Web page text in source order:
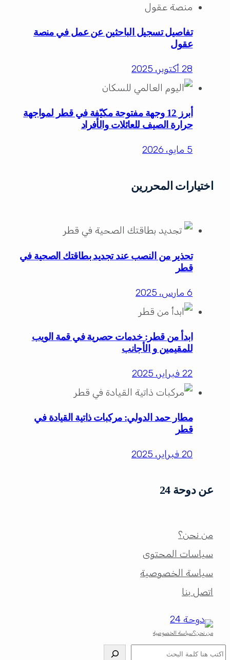
تفاصيل تسجيل الباحثين عن عمل في منصة
عقول
28 أكتوبر، 2025
أبرز 12 وجهة مفتوحة مكيّفة في قطر لمواجهة
حرارة الصيف للعائلات والأفراد
5 مايو، 2026
اختيارات المحررين
تحذير من النصب عند تجديد بطاقتك الصحية في
قطر
6 مارس، 2025
ابدأ من قطر: خدمات حصرية في قمة الويب
للمقيمين و الأجانب
22 فبراير، 2025
مطار حمد الدولي: مركبات ذاتية القيادة في
قطر
20 فبراير، 2025
عن دوحة 24
من نحن؟
سياسات المحتوى
سياسة الخصوصية
اتصل بنا
من نحن؟سياسة الخصوصية
البحث